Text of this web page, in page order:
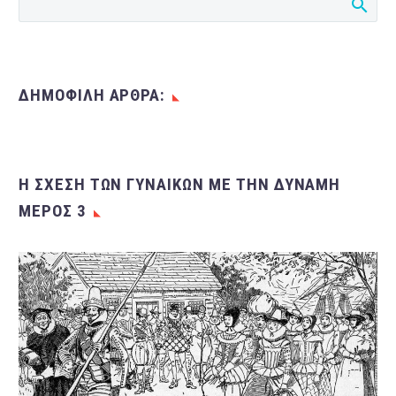
ΔΗΜΟΦΙΛΗ ΑΡΘΡΑ:
Η ΣΧΈΣΗ ΤΩΝ ΓΥΝΑΙΚΏΝ ΜΕ ΤΗΝ ΔΎΝΑΜΗ
ΜΈΡΟΣ 3